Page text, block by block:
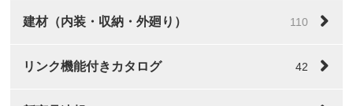
建材（内装・収納・外廻り） 110
リンク機能付きカタログ 42